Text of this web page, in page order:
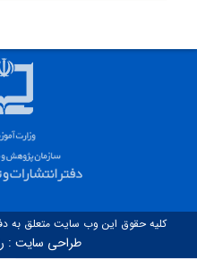
کلیه حقوق این وب سایت متعلق به
طراحی سایت :